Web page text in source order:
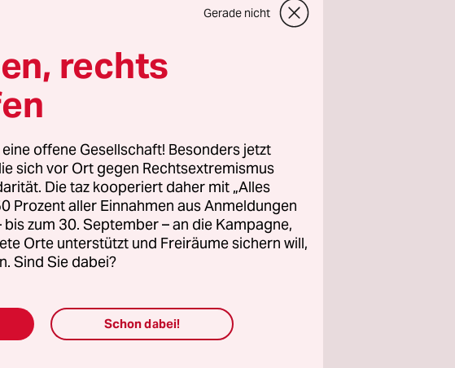
alliance/dpa
der Friedhöfe am
Ein wenig
da singt eine Frau,
dem Berliner
die schön
Grammophons, das
Gerade nicht
rechts
offene Gesellschaft! Besonders jetzt
sich vor Ort gegen Rechtsextremismus
Die taz kooperiert daher mit „Alles
Prozent aller Einnahmen aus Anmeldungen
bis zum 30. September – an die Kampagne,
Orte unterstützt und Freiräume sichern will,
Sind Sie dabei?
Schon dabei!